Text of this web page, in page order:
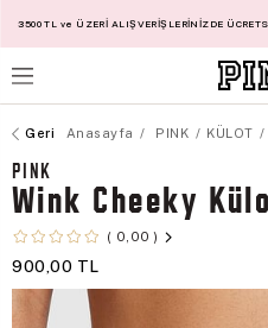
3500 TL ve ÜZERİ ALIŞVERİŞLERİNİZDE
Anasayfa PINK KÜLOT
PINK
Wink Cheeky
0,00
900,00 TL